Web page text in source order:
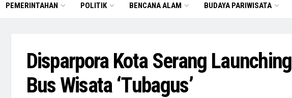
PEMERINTAHAN POLITIK BENCANA ALAM BUDAYA PARIWISATA
Disparpora Kota Serang Launching
Bus Wisata ‘Tubagus’